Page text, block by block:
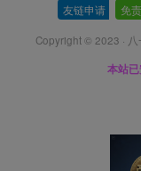
友链申请 免
Copyright © 2023 ·
本站